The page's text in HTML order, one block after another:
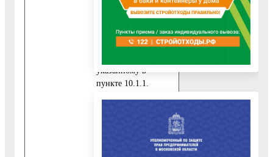
услуги
непосредственно
самим Заявителем,
дополнительно к
указанному в
пункте 10.1.1.